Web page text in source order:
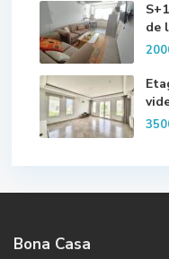
de
Bona Casa